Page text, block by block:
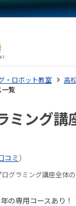
・ロボット教室 高
一覧
ミング講
コミ）
グラミング講座全体
専用コースあり！